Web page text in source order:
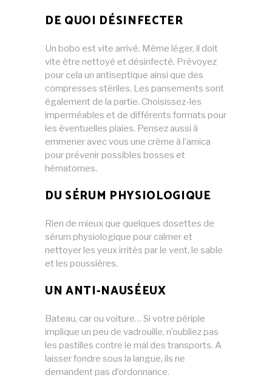
DE QUOI DÉSINFECTER
Un bobo est vite arrivé. Même léger, il doit
vite être nettoyé et désinfecté. Prévoyez
pour cela un antiseptique ainsi que des
compresses stériles. Les pansements sont
également de la partie. Choisissez-les
imperméables et de différents formats pour
les éventuelles plaies. Pensez aussi à
emmener avec vous une crème à l’arnica
pour prévenir possibles bosses et
hématomes.
DU SÉRUM PHYSIOLOGIQUE
Rien de mieux que quelques dosettes de
sérum physiologique pour calmer et
nettoyer les yeux irrités par le vent, le sable
et les poussières.
UN ANTI-NAUSÉEUX
Bateau, car ou voiture… Si votre périple
implique un peu de vadrouille, n’oubliez pas
les pastilles contre le mal des transports. A
laisser fondre sous la langue, ils ne
demandent pas d’ordonnance.